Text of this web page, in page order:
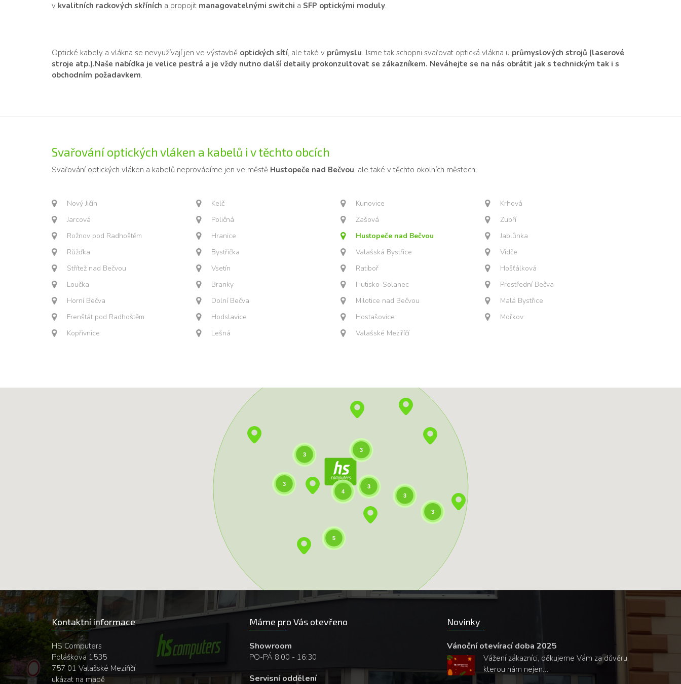
v kvalitních rackových skříních a propojit managovatelnými switchi a SFP optickými moduly.
Optické kabely a vlákna se nevyužívají jen ve výstavbě optických sítí, ale také v průmyslu. Jsme tak schopni svařovat optická vlákna u průmyslových strojů (laserové
stroje atp.).Naše nabídka je velice pestrá a je vždy nutno další detaily prokonzultovat se zákazníkem. Neváhejte se na nás obrátit jak s technickým tak i s
obchodním požadavkem.
Svařování optických vláken a kabelů i v těchto obcích
Svařování optických vláken a kabelů neprovádíme jen ve městě Hustopeče nad Bečvou, ale také v těchto okolních městech:
Nový Jičín Kelč Kunovice
Krhová
Jarcová
Poličná Zašová
Zubří
Rožnov pod Radhoštěm
Hranice Hustopeče nad Bečvou
Jablůnka
Růžďka
Bystřička Valašská Bystřice
Vidče
Střítež nad Bečvou
Vsetín Ratiboř
Hošťálková
Loučka
Branky Hutisko-Solanec
Prostřední Bečva
Horní Bečva
Dolní Bečva Milotice nad Bečvou
Malá Bystřice
Frenštát pod Radhoštěm
Hodslavice Hostašovice
Mořkov
Kopřivnice
Lešná Valašské Meziříčí
3
4
3
3
3
5
3
3
Kontaktní informace
HS Computers
Poláškova 1535
757 01 Valašské Meziříčí
ukázat na mapě
Máme pro Vás otevřeno
Showroom
PO-PÁ 8:00 - 16:30
Servisní oddělení
Novinky
Vánoční otevírací doba 2025
Vážení zákazníci, děkujeme Vám za důvěru,
kterou nám nejen…